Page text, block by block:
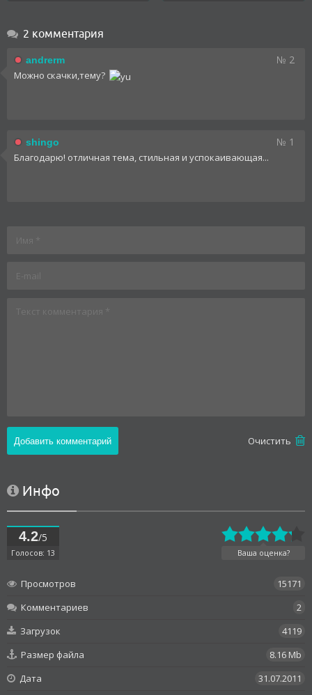
2 комментария
andrerm № 2
Можно скачки,тему?
shingo № 1
Благодарю! отличная тема, стильная и успокаивающая...
Oчистить
Инфо
4.2/5
Голосов: 13 Ваша оценка?
Просмотров
15171
Комментариев
2
Загрузок
4119
Размер файла
8.16 Mb
Дата
31.07.2011